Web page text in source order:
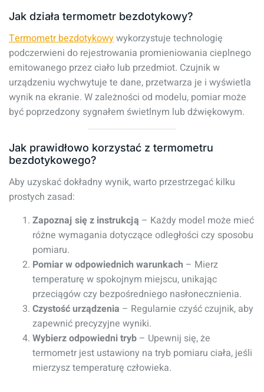
Jak działa termometr bezdotykowy?
Termometr bezdotykowywykorzystuje technologię
podczerwieni do rejestrowania promieniowania cieplnego
emitowanego przez ciało lub przedmiot. Czujnik w
urządzeniu wychwytuje te dane, przetwarza je i wyświetla
wynik na ekranie. W zależności od modelu, pomiar może
być poprzedzony sygnałem świetlnym lub dźwiękowym.
Jak prawidłowo korzystać z termometru
bezdotykowego?
Aby uzyskać dokładny wynik, warto przestrzegać kilku
prostych zasad:
Zapoznaj się z instrukcją – Każdy model może mieć
różne wymagania dotyczące odległości czy sposobu
pomiaru.
Pomiar w odpowiednich warunkach – Mierz
temperaturę w spokojnym miejscu, unikając
przeciągów czy bezpośredniego nasłonecznienia.
Czystość urządzenia – Regularnie czyść czujnik, aby
zapewnić precyzyjne wyniki.
Wybierz odpowiedni tryb – Upewnij się, że
termometr jest ustawiony na tryb pomiaru ciała, jeśli
mierzysz temperaturę człowieka.